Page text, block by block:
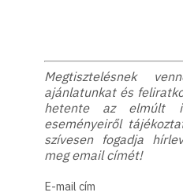
Megtisztelésnek
ajánlatunkat és
hetente az elmúlt
eseményeiről
szívesen fogadja
meg email címét!
E-mail cím